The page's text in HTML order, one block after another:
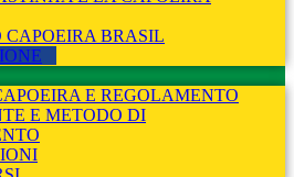
CAPOEIRA BRASIL
E REGOLAMENTO
E METODO DI